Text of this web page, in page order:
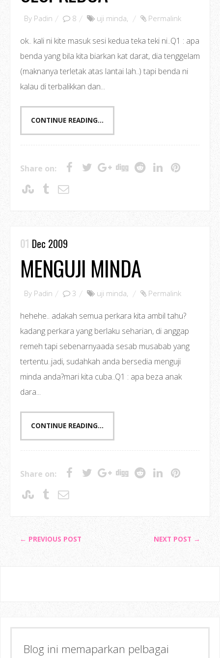
By Padin 8 uji minda, Permalink
ok.. kali ni kite masuk sesi kedua teka teki ni..Q1 : apa
benda yang bila kita biarkan kat darat, dia tenggelam
(maknanya terletak atas lantai lah..) tapi benda ni
kalau di terbalikkan dan...
CONTINUE READING...
Share on:
01 Dec 2009
MENGUJI MINDA
By Padin 3 uji minda, Permalink
hehehe.. adakah semua perkara kita ambil tahu?
kadang perkara yang berlaku seharian, di anggap
remeh tapi sebenarnyaada sesab musabab yang
tertentu..jadi, sudahkah anda bersedia menguji
minda anda?mari kita cuba..Q1 : apa beza anak
dara...
CONTINUE READING...
Share on:
← PREVIOUS POST NEXT POST →
Blog ini memaparkan pelbagai